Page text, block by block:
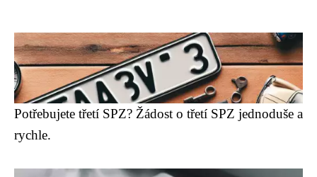
Potřebujete třetí SPZ? Žádost o třetí SPZ jednoduše a
rychle.